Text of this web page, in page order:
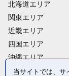
北海道エリア
関東エリア
近畿エリア
四国エリア
沖縄エリア
当サイトでは、サ